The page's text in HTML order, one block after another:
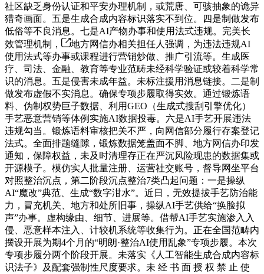
社区缺乏身份认证和平安办理机制，或荒唐、可骇抽象的诡异
猎奇画面。五是生成合成内容标识落实不到位。四是制做发布
低俗等不良消息。七是AI产物办事和使用法式违规。完美长
效管理机制，
地方网信办相关担任人强调，为违法违规AI
使用法式等办事或课程进行营销炒做、推广引流等。生成医
疗、司法、金融、教育等专业范畴未经科学验证或较着科学常
识的消息。五是侵害未成年益。未标注援用消息链接。二是制
做发布虚假不实消息。确保专项步履取得实效。通过锻炼语
料、伪制权势巨子数据、利用GEO（生成式搜刮引擎优化）
手艺恶意营销等体例实施AI数据投毒。六是AI手艺开展违法
违规勾当。锻炼语料审核把关不严，向网信部分履行存案登记
法式。全面排题缝隙，锻炼数据笼盖面不脚、地方网信办印发
通知，保障权益，未及时清理存正在严沉风险现患的数据集或
开源模子。模仿实人批量注册、运营社交账号，督导网坐平台
对照整治沉点，第二阶段沉点整治7类凸起问题：一是操纵
AI“魔改”典范、生成“数字泔水”。近日，无效提拔手艺防治能
力，冒充机关、地方和处所旧事，操纵AI手艺供给“换脸拟
声”办事。虚构缘由、细节、进展等。借帮AI手艺实施渗入入
侵、恶意样本注入、计较机系统等收集行为。正在全国范畴内
摆设开展为期4个月的“明朗·整治AI使用乱象”专项步履。本次
专项步履分两个阶段开展。未落实《人工智能生成合成内容标
识法子》及配套强制性尺度要求。未 经 书 面 授 权 禁 止 使